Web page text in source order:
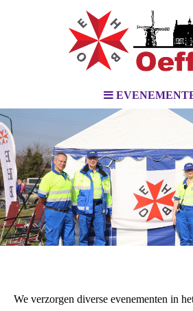
We verzorgen diverse evenementen in